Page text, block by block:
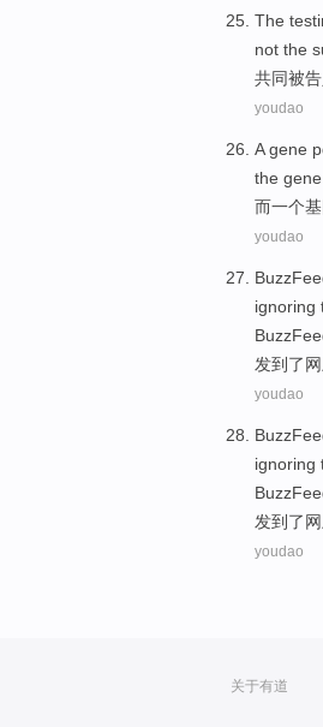
The
not the
共同被告
youdao
A gene
the gene
而一个
youdao
ignoring
发到了
youdao
ignoring
发到了
youdao
关于有道